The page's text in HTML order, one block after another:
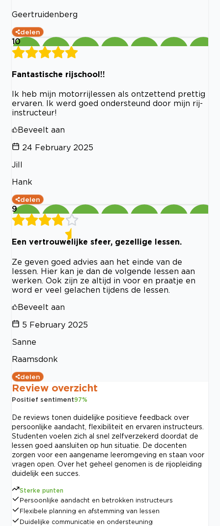
Geertruidenberg
delen
10
Fantastische rijschool!!
Ik heb mijn motorrijlessen als ontzettend prettig
ervaren. Ik werd goed ondersteund door mijn rij-
instructeur!
Beveelt aan
24 February 2025
Jill
Hank
delen
9
Een vertrouwelijke sfeer, gezellige lessen.
Ze geven goed advies aan het einde van de
lessen. Hier kan je dan de volgende lessen aan
werken. Ook zijn ze altijd in voor en praatje en
word er veel gelachen tijdens de lessen.
Beveelt aan
5 February 2025
Sanne
Raamsdonk
delen
Review overzicht
Positief sentiment97%
De reviews tonen duidelijke positieve feedback over
persoonlijke aandacht, flexibiliteit en ervaren instructeurs.
Studenten voelen zich al snel zelfverzekerd doordat de
lessen goed aansluiten op hun situatie. De docenten
zorgen voor een aangename leeromgeving en staan voor
vragen open. Over het geheel genomen is de rijopleiding
duidelijk een succes.
Sterke punten
Persoonlijke aandacht en betrokken instructeurs
Flexibele planning en afstemming van lessen
Duidelijke communicatie en ondersteuning